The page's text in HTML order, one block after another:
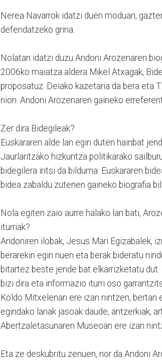
Nerea Navarrok idatzi duen moduan,
defendatzeko grina.
Nolatan idatzi duzu Andoni Arozenaren
2006ko maiatza aldera Mikel Atxagak,
proposatuz. Deiako kazetaria da bera eta
nion. Andoni Arozenaren gaineko
Zer dira Bidegileak?
Euskararen alde lan egin duten hainbat
Jaurlaritzako hizkuntza politikarako
bidegilera iritsi da bilduma. Euskararen
bidea zabaldu zutenen gaineko biografia
Nola egiten zaio aurre halako lan bati,
iturriak?
Andoniren ilobak, Jesus Mari Egizabalek,
berarekin egin nuen eta berak bideratu
bitartez beste jende bat elkarrizketatu
bizi dira eta informazio iturri oso
Koldo Mitxelenan ere izan nintzen, bertan
egindako lanak jasoak daude, antzerkiak,
Abertzaletasunaren Museoan ere izan
Eta ze deskubritu zenuen, nor da Andoni